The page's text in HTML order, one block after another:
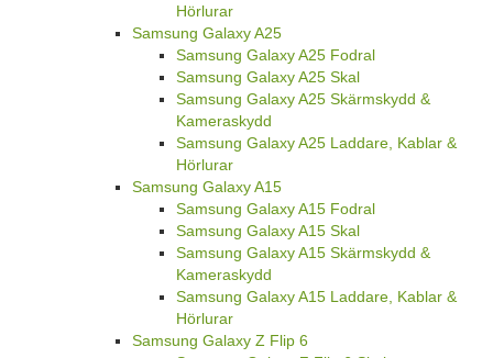
Hörlurar
Samsung Galaxy A25
Samsung Galaxy A25 Fodral
Samsung Galaxy A25 Skal
Samsung Galaxy A25 Skärmskydd &
Kameraskydd
Samsung Galaxy A25 Laddare, Kablar &
Hörlurar
Samsung Galaxy A15
Samsung Galaxy A15 Fodral
Samsung Galaxy A15 Skal
Samsung Galaxy A15 Skärmskydd &
Kameraskydd
Samsung Galaxy A15 Laddare, Kablar &
Hörlurar
Samsung Galaxy Z Flip 6